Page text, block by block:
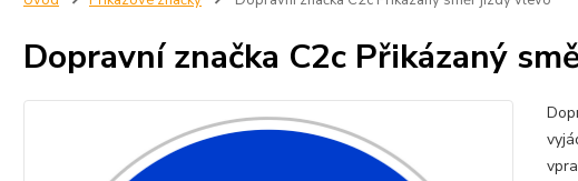
Dopravní značka C2c Přikázaný